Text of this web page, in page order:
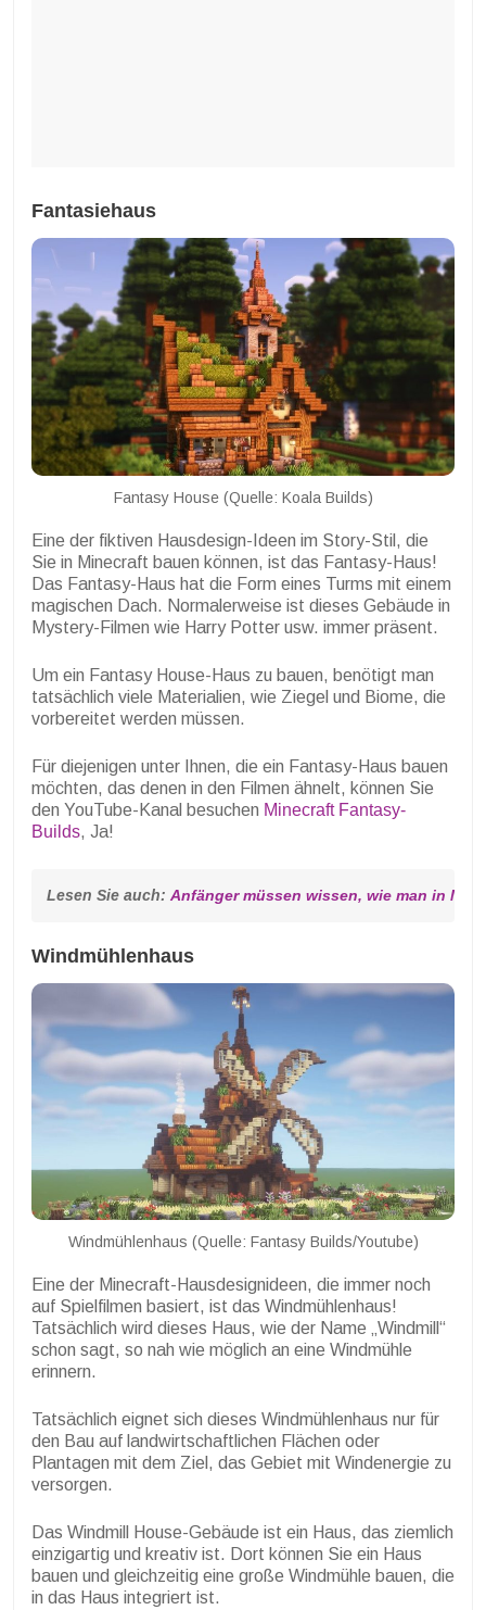
Fantasiehaus
Fantasy House (Quelle: Koala Builds)
Eine der fiktiven Hausdesign-Ideen im Story-Stil, die
Sie in Minecraft bauen können, ist das Fantasy-Haus!
Das Fantasy-Haus hat die Form eines Turms mit einem
magischen Dach. Normalerweise ist dieses Gebäude in
Mystery-Filmen wie Harry Potter usw. immer präsent.
Um ein Fantasy House-Haus zu bauen, benötigt man
tatsächlich viele Materialien, wie Ziegel und Biome, die
vorbereitet werden müssen.
Für diejenigen unter Ihnen, die ein Fantasy-Haus bauen
möchten, das denen in den Filmen ähnelt, können Sie
den YouTube-Kanal besuchen Minecraft Fantasy-
Builds, Ja!
Lesen Sie auch: Anfänger müssen wissen, wie man in
Windmühlenhaus
Windmühlenhaus (Quelle: Fantasy Builds/Youtube)
Eine der Minecraft-Hausdesignideen, die immer noch
auf Spielfilmen basiert, ist das Windmühlenhaus!
Tatsächlich wird dieses Haus, wie der Name „Windmill“
schon sagt, so nah wie möglich an eine Windmühle
erinnern.
Tatsächlich eignet sich dieses Windmühlenhaus nur für
den Bau auf landwirtschaftlichen Flächen oder
Plantagen mit dem Ziel, das Gebiet mit Windenergie zu
versorgen.
Das Windmill House-Gebäude ist ein Haus, das ziemlich
einzigartig und kreativ ist. Dort können Sie ein Haus
bauen und gleichzeitig eine große Windmühle bauen, die
in das Haus integriert ist.